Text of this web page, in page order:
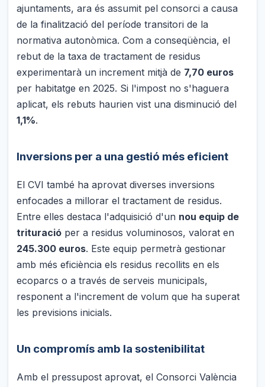
ajuntaments, ara és assumit pel consorci a causa
de la finalització del període transitori de la
normativa autonòmica. Com a conseqüència, el
rebut de la taxa de tractament de residus
experimentarà un increment mitjà de 7,70 euros
per habitatge en 2025. Si l'impost no s'haguera
aplicat, els rebuts haurien vist una disminució del
1,1%.
Inversions per a una gestió més eficient
El CVI també ha aprovat diverses inversions
enfocades a millorar el tractament de residus.
Entre elles destaca l'adquisició d'un nou equip de
trituració per a residus voluminosos, valorat en
245.300 euros. Este equip permetrà gestionar
amb més eficiència els residus recollits en els
ecoparcs o a través de serveis municipals,
responent a l'increment de volum que ha superat
les previsions inicials.
Un compromís amb la sostenibilitat
Amb el pressupost aprovat, el Consorci València